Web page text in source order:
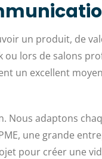
un produit, de
lors de salons
un excellent
Nous adaptons
une grande
pour créer une